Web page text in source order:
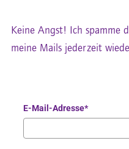
Keine Angst! Ich spamme
meine Mails jederzeit
E-Mail-Adresse*